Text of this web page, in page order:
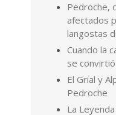
Pedroche,
afectados
langostas
Cuando la
se
El Grial y
Pedroche
La